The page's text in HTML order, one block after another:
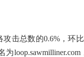
击总数的0.6%，环